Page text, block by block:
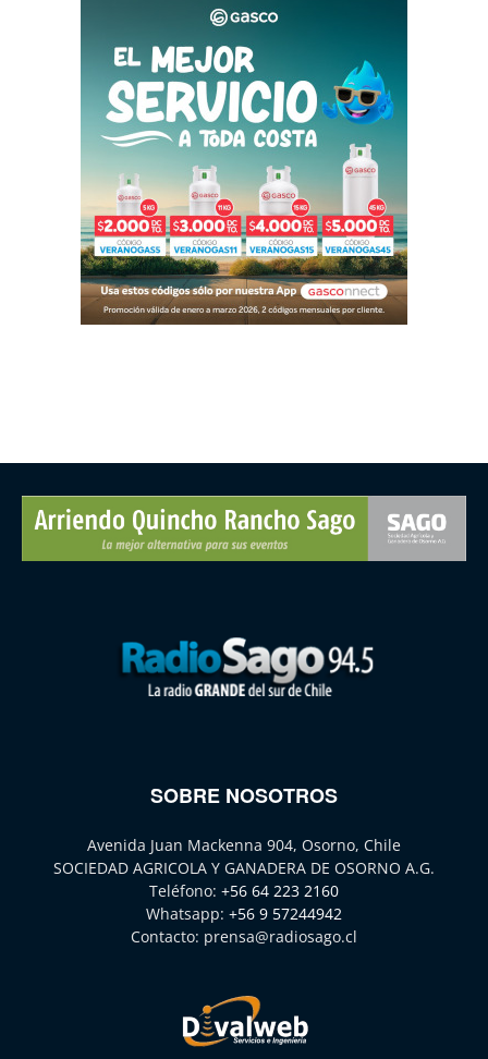
SOBRE NOSOTROS
Avenida Juan Mackenna 904, Osorno, Chile
SOCIEDAD AGRICOLA Y GANADERA DE OSORNO A.G.
Teléfono: +56 64 223 2160
Whatsapp: +56 9 57244942
Contacto: prensa@radiosago.cl